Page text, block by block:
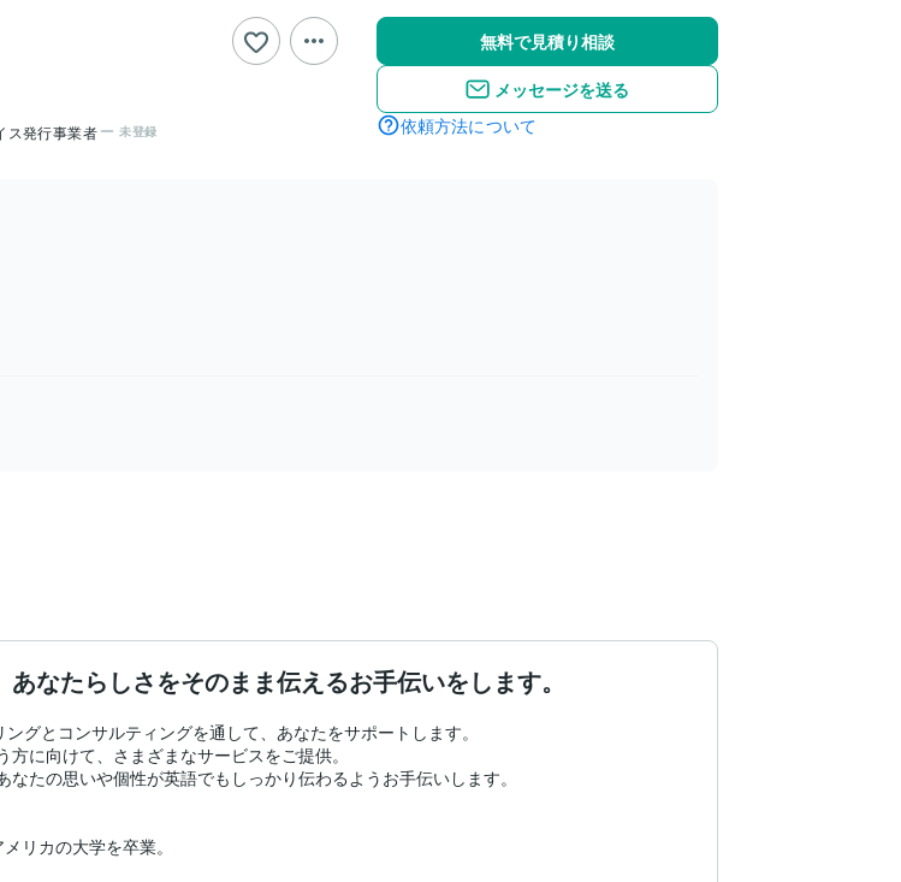
ス発行事業者 未登録
無料で見積り相談
メッセージを送る
依頼方法について
なたらしさをそのまま伝えるお手伝いをします。
グとコンサルティングを通して、あなたをサポートします。
に向けて、さまざまなサービスをご提供。
たの思いや個性が英語でもしっかり伝わるようお手伝いします。
リカの大学を卒業。